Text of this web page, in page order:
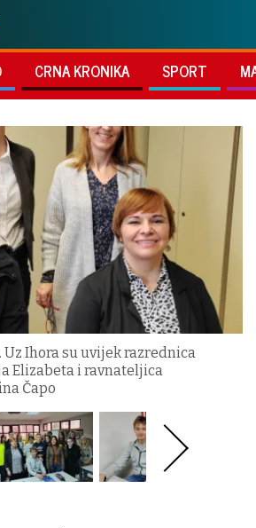
CRNA KRONIKA SPORT
Uz Ihora su uvijek razrednica
Elizabeta i ravnateljica
Čapo